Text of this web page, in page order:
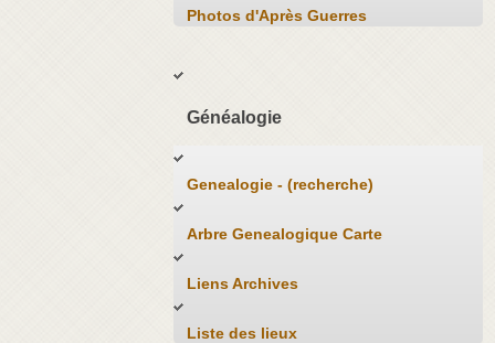
Photos d'Après Guerres
Généalogie
Genealogie - (recherche)
Arbre Genealogique Carte
Liens Archives
Liste des lieux